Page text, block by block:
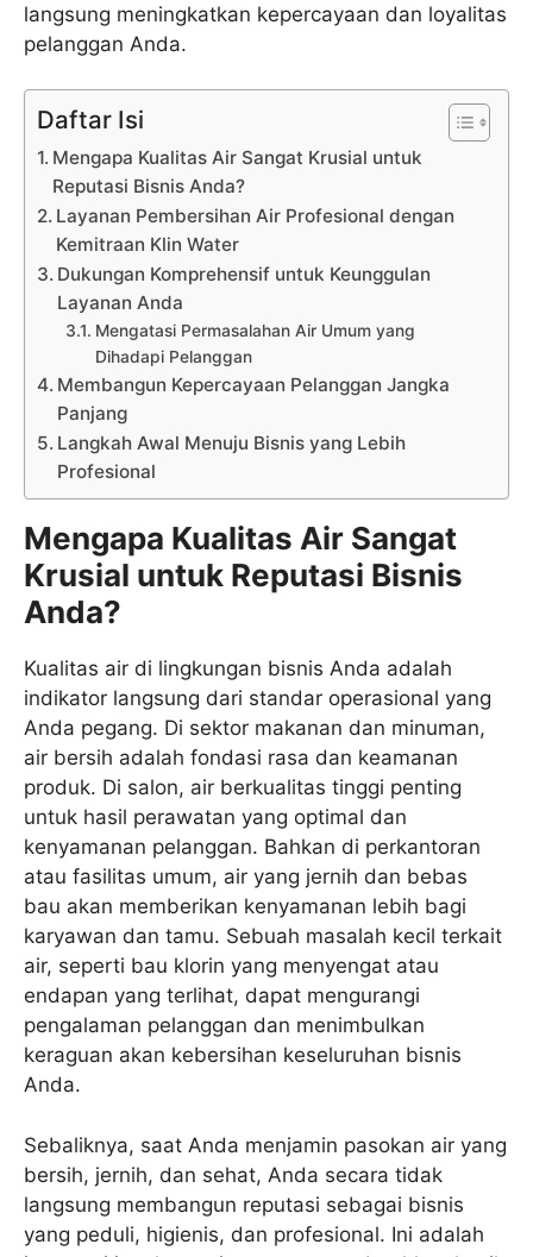
langsung meningkatkan kepercayaan dan loyalitas
pelanggan Anda.
Daftar Isi
Mengapa Kualitas Air Sangat Krusial untuk
Reputasi Bisnis Anda?
Layanan Pembersihan Air Profesional dengan
Kemitraan Klin Water
Dukungan Komprehensif untuk Keunggulan
Layanan Anda
Mengatasi Permasalahan Air Umum yang
Dihadapi Pelanggan
Membangun Kepercayaan Pelanggan Jangka
Panjang
Langkah Awal Menuju Bisnis yang Lebih
Profesional
Mengapa Kualitas Air Sangat
Krusial untuk Reputasi Bisnis
Anda?
Kualitas air di lingkungan bisnis Anda adalah
indikator langsung dari standar operasional yang
Anda pegang. Di sektor makanan dan minuman,
air bersih adalah fondasi rasa dan keamanan
produk. Di salon, air berkualitas tinggi penting
untuk hasil perawatan yang optimal dan
kenyamanan pelanggan. Bahkan di perkantoran
atau fasilitas umum, air yang jernih dan bebas
bau akan memberikan kenyamanan lebih bagi
karyawan dan tamu. Sebuah masalah kecil terkait
air, seperti bau klorin yang menyengat atau
endapan yang terlihat, dapat mengurangi
pengalaman pelanggan dan menimbulkan
keraguan akan kebersihan keseluruhan bisnis
Anda.
Sebaliknya, saat Anda menjamin pasokan air yang
bersih, jernih, dan sehat, Anda secara tidak
langsung membangun reputasi sebagai bisnis
yang peduli, higienis, dan profesional. Ini adalah